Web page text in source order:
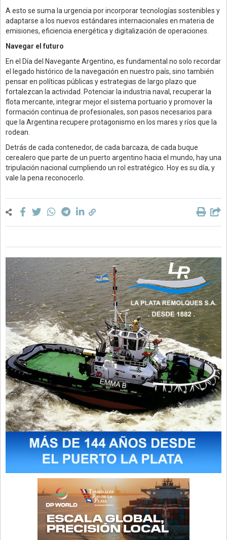
A esto se suma la urgencia por incorporar tecnologías sostenibles y
adaptarse a los nuevos estándares internacionales en materia de
emisiones, eficiencia energética y digitalización de operaciones.
Navegar el futuro
En el Día del Navegante Argentino, es fundamental no solo recordar
el legado histórico de la navegación en nuestro país, sino también
pensar en políticas públicas y estrategias de largo plazo que
fortalezcan la actividad. Potenciar la industria naval, recuperar la
flota mercante, integrar mejor el sistema portuario y promover la
formación continua de profesionales, son pasos necesarios para
que la Argentina recupere protagonismo en los mares y ríos que la
rodean.
Detrás de cada contenedor, de cada barcaza, de cada buque
cerealero que parte de un puerto argentino hacia el mundo, hay una
tripulación nacional cumpliendo un rol estratégico. Hoy es su día, y
vale la pena reconocerlo.